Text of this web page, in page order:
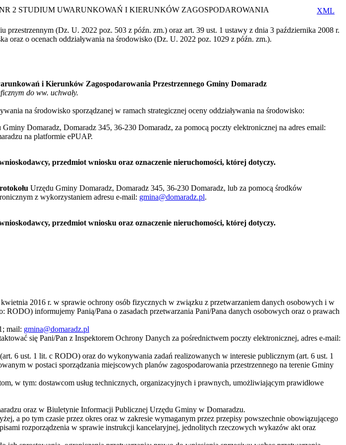
XML
2 STUDIUM UWARUNKOWAŃ I KIERUNKÓW ZAGOSPODAROWANIA
(Dz. U. 2022 poz. 503 z późn. zm.) oraz art. 39 ust. 1 ustawy z dnia 3 października 2008 r.
oraz o ocenach oddziaływania na środowisko (Dz. U. 2022 poz. 1029 z późn. zm.).
i Kierunków Zagospodarowania Przestrzennego Gminy Domaradz
do ww. uchwały.
na środowisko sporządzanej w ramach strategicznej oceny oddziaływania na środowisko:
Domaradz, Domaradz 345, 36-230 Domaradz, za pomocą poczty elektronicznej na adres email:
na platformie ePUAP.
przedmiot wniosku oraz oznaczenie nieruchomości, której dotyczy.
Urzędu Gminy Domaradz, Domaradz 345, 36-230 Domaradz, lub za pomocą środków
z wykorzystaniem adresu e-mail: gmina@domaradz.pl.
przedmiot wniosku oraz oznaczenie nieruchomości, której dotyczy.
2016 r. w sprawie ochrony osób fizycznych w związku z przetwarzaniem danych osobowych i w
informujemy Panią/Pana o zasadach przetwarzania Pani/Pana danych osobowych oraz o prawach
mail: gmina@domaradz.pl
się Pani/Pan z Inspektorem Ochrony Danych za pośrednictwem poczty elektronicznej, adres e-mail:
6 ust. 1 lit. c RODO) oraz do wykonywania zadań realizowanych w interesie publicznym (art. 6 ust. 1
w postaci sporządzania miejscowych planów zagospodarowania przestrzennego na terenie Gminy
w tym: dostawcom usług technicznych, organizacyjnych i prawnych, umożliwiającym prawidłowe
oraz w Biuletynie Informacji Publicznej Urzędu Gminy w Domaradzu.
a po tym czasie przez okres oraz w zakresie wymaganym przez przepisy powszechnie obowiązującego
rozporządzenia w sprawie instrukcji kancelaryjnej, jednolitych rzeczowych wykazów akt oraz